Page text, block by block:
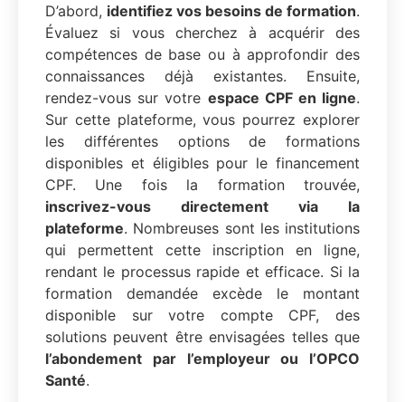
D’abord, identifiez vos besoins de formation.
Évaluez si vous cherchez à acquérir des
compétences de base ou à approfondir des
connaissances déjà existantes. Ensuite,
rendez-vous sur votre espace CPF en ligne.
Sur cette plateforme, vous pourrez explorer
les différentes options de formations
disponibles et éligibles pour le financement
CPF. Une fois la formation trouvée,
inscrivez-vous directement via la
plateforme. Nombreuses sont les institutions
qui permettent cette inscription en ligne,
rendant le processus rapide et efficace. Si la
formation demandée excède le montant
disponible sur votre compte CPF, des
solutions peuvent être envisagées telles que
l’abondement par l’employeur ou l’OPCO
Santé.